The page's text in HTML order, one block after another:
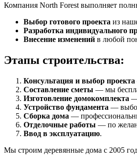
Компания North Forest выполняет
Выбор готового проекта из
Разработка индивидуального
Внесение изменений в любой
Этапы строительства:
Консультация и выбор проекта
Составление сметы — мы
Изготовление домокомплекта —
Устройство фундамента —
Сборка дома —
Отделочные работы — по
Ввод в эксплуатацию.
Мы строим деревянные дома с 2005